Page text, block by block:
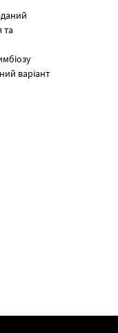
та
варіант